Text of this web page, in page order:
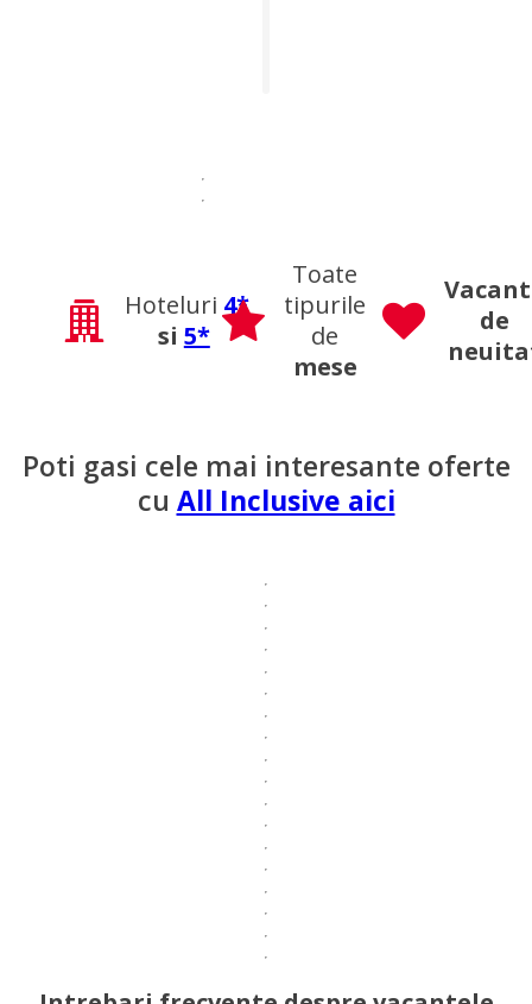
Hoteluri 4*
si 5*
Toate
tipurile
de
mese
de
Poti gasi cele mai interesante oferte
cu All Inclusive aici